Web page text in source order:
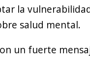
la
salud mental.
un fuerte